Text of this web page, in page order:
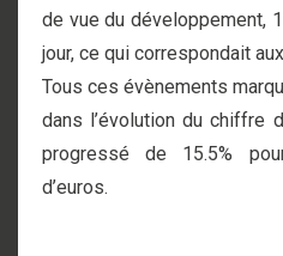
de vue du développement,
jour, ce qui correspondait
Tous ces évènements
dans l’évolution du chiffre
progressé de 15.5%
d’euros.